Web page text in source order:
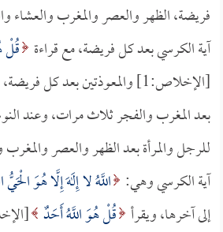
فريضة، الظهر والعصر والمغرب والعشاء
آية الكرسي بعد كل فريضة، مع قراءة قُلْ
[الإخلاص:1] والمعوذتين بعد كل
بعد المغرب والفجر ثلاث مرات، وعند
للرجل والمرأة بعد الظهر والعصر والمغرب
آية الكرسي وهي: اللَّهُ لا إِلَهَ إِلَّا هُوَ الْحَيُّ
إلى آخرها، ويقرأ قُلْ هُوَ اللَّهُ أَحَدٌ